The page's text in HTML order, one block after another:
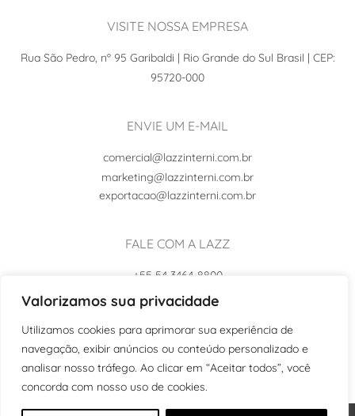
Valorizamos sua privacidade
Utilizamos cookies para aprimorar sua experiência de
navegação, exibir anúncios ou conteúdo personalizado e
analisar nosso tráfego. Ao clicar em “Aceitar todos”, você
concorda com nosso uso de cookies.
VISITE NOSSA EMPRESA
Rua São Pedro, nº 95 Garibaldi | Rio Grande do Sul Brasil | CEP:
95720-000
ENVIE UM E-MAIL
comercial@lazzinterni.com.br
marketing@lazzinterni.com.br
exportacao@lazzinterni.com.br
FALE COM A LAZZ
+55 54 3464-8800
+55 54 99102-8242